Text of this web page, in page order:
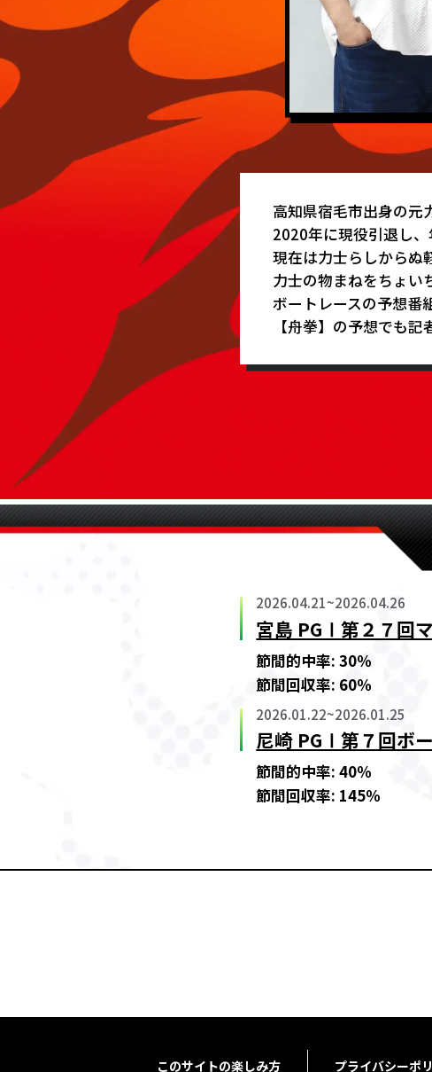
高知県宿毛市出身の元
2020年に現役引退し、
現在は力士らしからぬ
力士の物まねをちょい
ボートレースの予想番
【舟拳】の予想でも
2026.04.21~2026.04.26
宮島 PGⅠ第２７回
節間的中率:30％
節間回収率: 60％
2026.01.22~2026.01.25
尼崎 PGⅠ第７回ボ
節間的中率:40％
節間回収率: 145％
このサイトの楽しみ方 プライバシーポ